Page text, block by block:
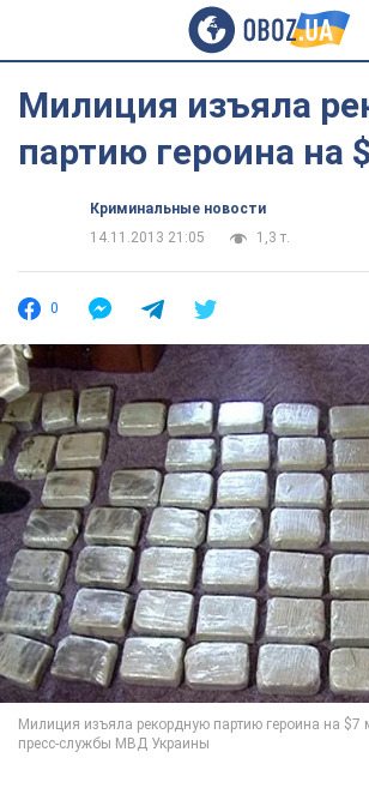
Милиция изъяла
партию героина на
Криминальные новости
14.11.2013 21:05
1,3 т.
0